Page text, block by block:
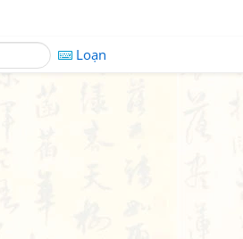
Loạn